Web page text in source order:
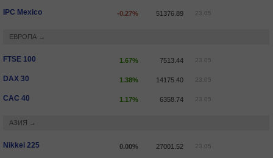
IPC Mexico -0.27% 51376.89 23.05
ЕВРОПА →
FTSE 100 1.67% 7513.44 23.05
DAX 30 1.38% 14175.40 23.05
CAC 40 1.17% 6358.74 23.05
АЗИЯ →
Nikkei 225 0.00% 27001.52 23.05